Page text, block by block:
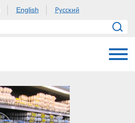
English Русский